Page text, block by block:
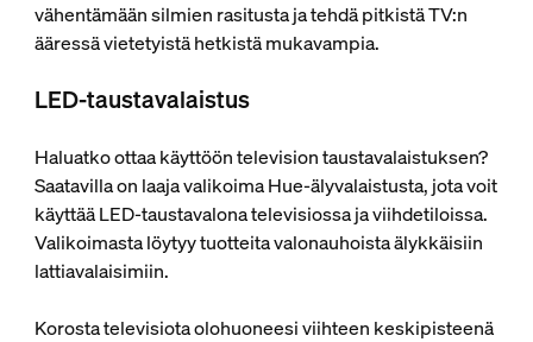
vähentämään silmien rasitusta ja tehdä pitkistä TV:n
ääressä vietetyistä hetkistä mukavampia.
LED-taustavalaistus
Haluatko ottaa käyttöön television taustavalaistuksen?
Saatavilla on laaja valikoima Hue-älyvalaistusta, jota voit
käyttää LED-taustavalona televisiossa ja viihdetiloissa.
Valikoimasta löytyy tuotteita valonauhoista älykkäisiin
lattiavalaisimiin.
Korosta televisiota olohuoneesi viihteen keskipisteenä